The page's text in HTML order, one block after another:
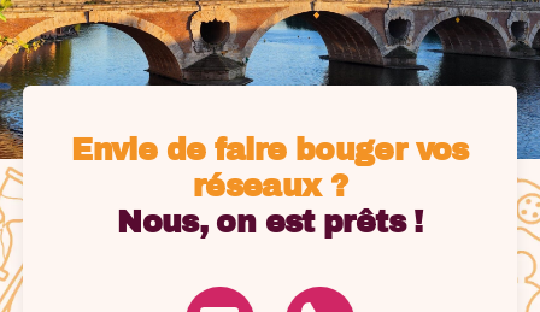
Envie de faire bouger vos
réseaux ?
Nous, on est prêts !